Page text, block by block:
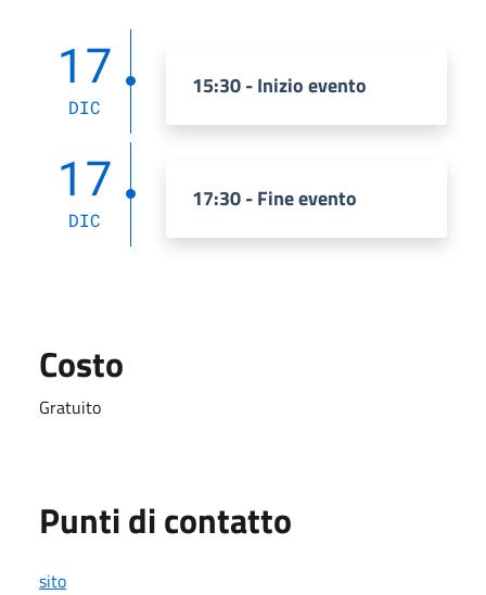
17
DIC
15:30 - Inizio evento
17
DIC
17:30 - Fine evento
Costo
Gratuito
Punti di contatto
sito